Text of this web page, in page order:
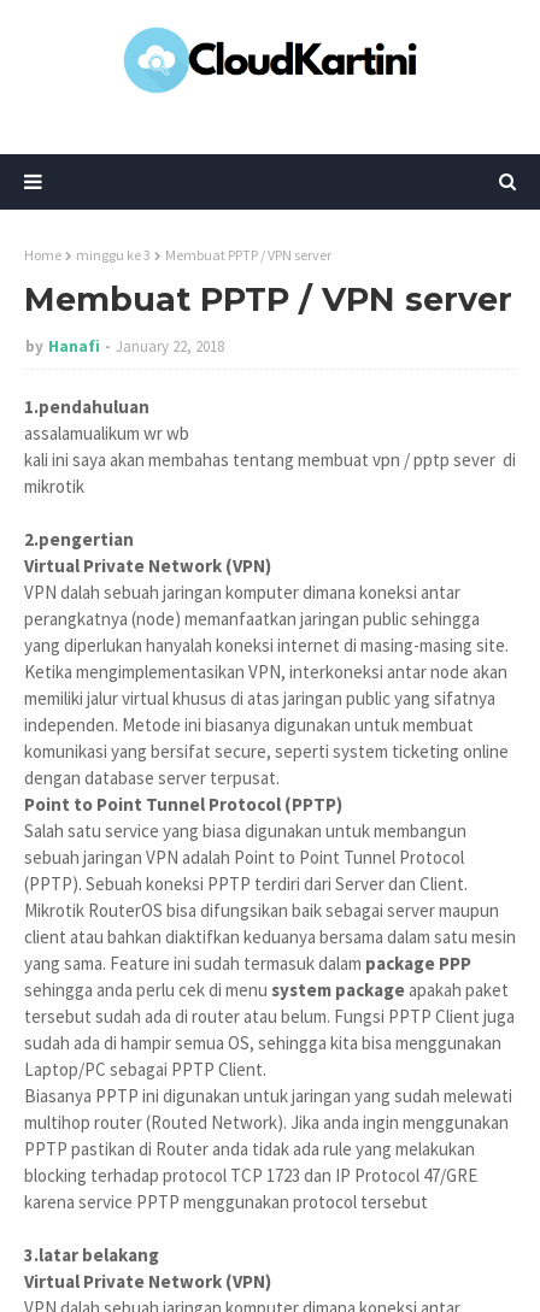
Home minggu ke 3 Membuat PPTP / VPN server
Membuat PPTP / VPN server
by Hanafi January 22, 2018
1.pendahuluan
assalamualikum wr wb
kali ini saya akan membahas tentang membuat vpn / pptp sever di
mikrotik
2.pengertian
Virtual Private Network (VPN)
VPN dalah sebuah jaringan komputer dimana koneksi antar
perangkatnya (node) memanfaatkan jaringan public sehingga
yang diperlukan hanyalah koneksi internet di masing-masing site.
Ketika mengimplementasikan VPN, interkoneksi antar node akan
memiliki jalur virtual khusus di atas jaringan public yang sifatnya
independen. Metode ini biasanya digunakan untuk membuat
komunikasi yang bersifat secure, seperti system ticketing online
dengan database server terpusat.
Point to Point Tunnel Protocol (PPTP)
Salah satu service yang biasa digunakan untuk membangun
sebuah jaringan VPN adalah Point to Point Tunnel Protocol
(PPTP). Sebuah koneksi PPTP terdiri dari Server dan Client.
Mikrotik RouterOS bisa difungsikan baik sebagai server maupun
client atau bahkan diaktifkan keduanya bersama dalam satu mesin
yang sama. Feature ini sudah termasuk dalam package PPP
sehingga anda perlu cek di menu system packageapakah paket
tersebut sudah ada di router atau belum. Fungsi PPTP Client juga
sudah ada di hampir semua OS, sehingga kita bisa menggunakan
Laptop/PC sebagai PPTP Client.
Biasanya PPTP ini digunakan untuk jaringan yang sudah melewati
multihop router (Routed Network). Jika anda ingin menggunakan
PPTP pastikan di Router anda tidak ada rule yang melakukan
blocking terhadap protocol TCP 1723 dan IP Protocol 47/GRE
karena service PPTP menggunakan protocol tersebut
3.latar belakang
Virtual Private Network (VPN)